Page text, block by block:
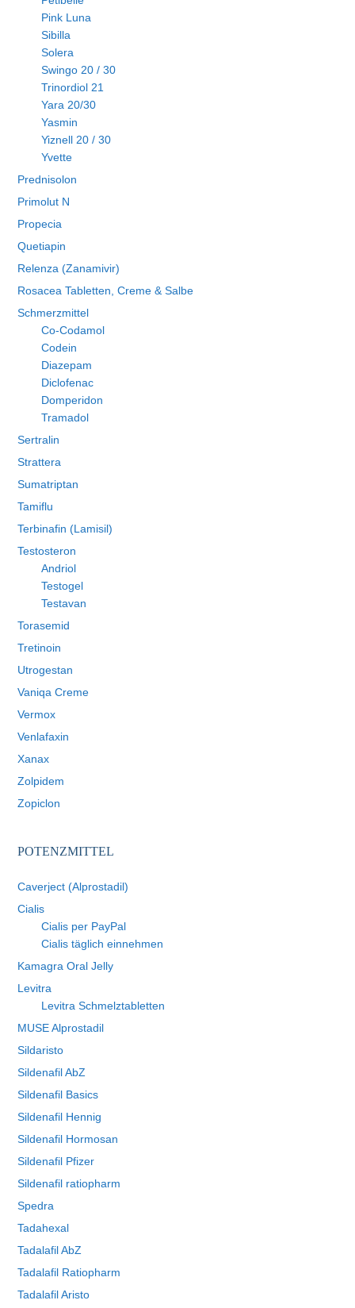
Pink Luna
Sibilla
Solera
Swingo 20 / 30
Trinordiol 21
Yara 20/30
Yasmin
Yiznell 20 / 30
Yvette
Prednisolon
Primolut N
Propecia
Quetiapin
Relenza (Zanamivir)
Rosacea Tabletten, Creme & Salbe
Schmerzmittel
Co-Codamol
Codein
Diazepam
Diclofenac
Domperidon
Tramadol
Sertralin
Strattera
Sumatriptan
Tamiflu
Terbinafin (Lamisil)
Testosteron
Andriol
Testogel
Testavan
Torasemid
Tretinoin
Utrogestan
Vaniqa Creme
Vermox
Venlafaxin
Xanax
Zolpidem
Zopiclon
POTENZMITTEL
Caverject (Alprostadil)
Cialis
Cialis per PayPal
Cialis täglich einnehmen
Kamagra Oral Jelly
Levitra
Levitra Schmelztabletten
MUSE Alprostadil
Sildaristo
Sildenafil AbZ
Sildenafil Basics
Sildenafil Hennig
Sildenafil Hormosan
Sildenafil Pfizer
Sildenafil ratiopharm
Spedra
Tadahexal
Tadalafil AbZ
Tadalafil Ratiopharm
Tadalafil Aristo